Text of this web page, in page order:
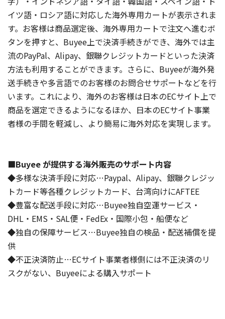
イツ語・ロシア語に対応した海外専用カートが表示されま
す。お客様は商品選定後、海外専用カートで注文へ進むボ
タンを押すと、Buyee上で決済手続きができ、海外では主
流のPayPal、Alipay、銀聯クレジットカードといった決済
方法も利用することができます。さらに、Buyeeが海外発
送手続きや多言語でのお客様のお問合せサポートなどを行
います。これにより、海外のお客様は日本のECサイト上で
商品を選定できるようになるほか、日本のECサイト事業
者様の手間を軽減し、より簡易に海外対応を実現します。
■Buyee が提供する海外販売のサポート内容
◆多様な決済手段に対応…Paypal、Alipay、銀聯クレジッ
トカード等各種クレジットカード、台湾向けにAFTEE
◆豊富な配送手段に対応…Buyee独自空運サービス・
DHL・EMS・SAL便・FedEx・国際小包・船便など
◆独自の保障サービス…Buyee独自の検品・配送補償を提
供
◆不正決済防止…ECサイト事業者様側には不正決済のリ
スクがない、Buyeeによる購入サポート